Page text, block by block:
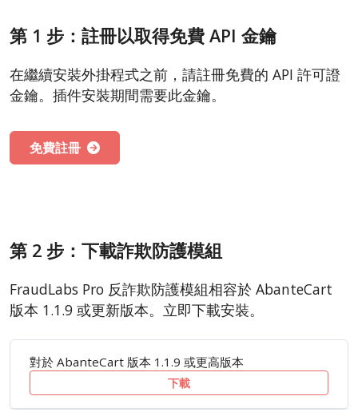
第 1 步：註冊以取得免費 API 金鑰
在繼續安裝外掛程式之前，請註冊免費的 API 許可證
金鑰。插件安裝期間需要此金鑰。
免費註冊
第 2 步：下載詐欺防護模組
FraudLabs Pro 反詐欺防護模組相容於 AbanteCart
版本 1.1.9 或更新版本。立即下載安裝。
對於 AbanteCart 版本 1.1.9 或更高版本
下載